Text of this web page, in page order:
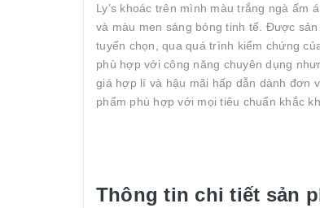
Ly’s khoác trên mình màu trắng ngà
và màu men sáng bóng tinh tế. Được
tuyển chọn, qua quá trình kiểm chứng
phù hợp với công năng chuyên dụng
giá hợp lí và hậu mãi hấp dẫn dành đơn
phẩm phù hợp với mọi tiêu chuẩn khắc
Thông tin chi tiết sản